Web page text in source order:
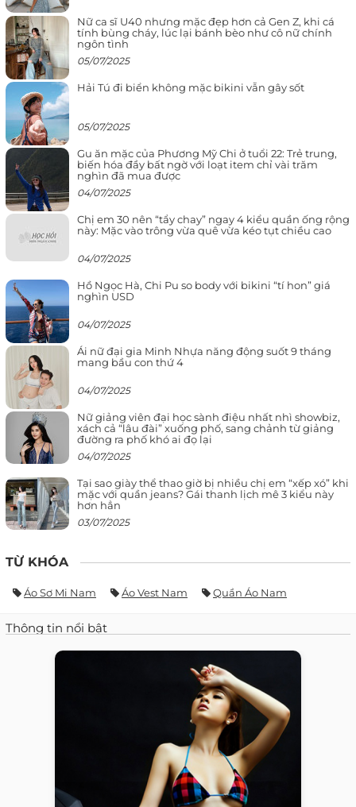
Nữ ca sĩ U40 nhưng mặc đẹp hơn cả Gen Z, khi cá
tính bùng cháy, lúc lại bánh bèo như cô nữ chính
ngôn tình
05/07/2025
Hải Tú đi biển không mặc bikini vẫn gây sốt
05/07/2025
Gu ăn mặc của Phương Mỹ Chi ở tuổi 22: Trẻ trung,
biến hóa đầy bất ngờ với loạt item chỉ vài trăm
nghìn đã mua được
04/07/2025
Chị em 30 nên “tẩy chay” ngay 4 kiểu quần ống rộng
này: Mặc vào trông vừa quê vừa kéo tụt chiều cao
04/07/2025
Hồ Ngọc Hà, Chi Pu so body với bikini “tí hon” giá
nghìn USD
04/07/2025
Ái nữ đại gia Minh Nhựa năng động suốt 9 tháng
mang bầu con thứ 4
04/07/2025
Nữ giảng viên đại học sành điệu nhất nhì showbiz,
xách cả “lâu đài” xuống phố, sang chảnh từ giảng
đường ra phố khó ai đọ lại
04/07/2025
Tại sao giày thể thao giờ bị nhiều chị em “xếp xó” khi
mặc với quần jeans? Gái thanh lịch mê 3 kiểu này
hơn hẳn
03/07/2025
TỪ KHÓA
Áo Sơ Mi Nam Áo Vest Nam Quần Áo Nam
Thông tin nổi bật